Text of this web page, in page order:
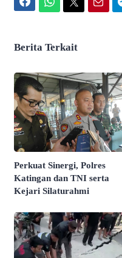
Berita Terkait
Perkuat Sinergi, Polres
Katingan dan TNI serta
Kejari Silaturahmi